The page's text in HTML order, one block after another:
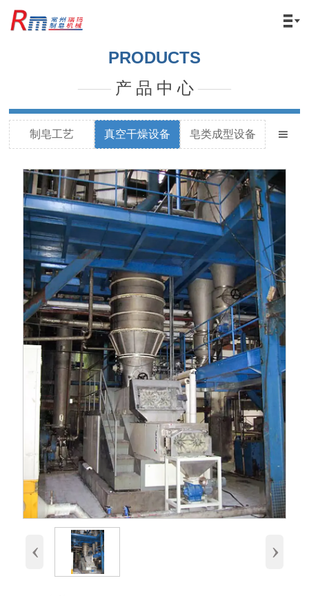

PRODUCTS
—— 产 品 中 心 ——
制皂工艺 真空干燥设备 皂类成型设备 
‹ ›